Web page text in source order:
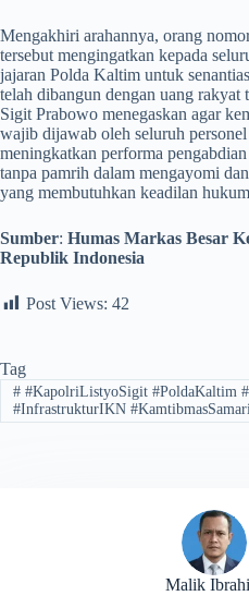
​Mengakhiri arahannya, orang
tersebut mengingatkan kepada
jajaran Polda Kaltim untuk
telah dibangun dengan uang rakyat
Sigit Prabowo menegaskan agar
wajib dijawab oleh seluruh personel
meningkatkan performa
tanpa pamrih dalam mengayomi
yang membutuhkan keadilan
Sumber: Humas Markas Besar
Republik Indonesia
Post Views: 42
Tag
##KapolriListyoSigit #PoldaKaltim
#InfrastrukturIKN
Malik